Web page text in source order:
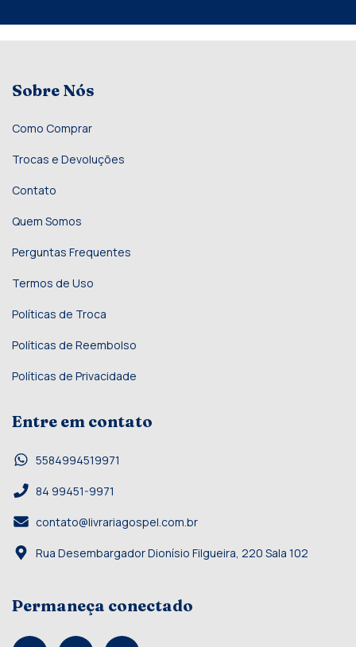
Sobre Nós
Como Comprar
Trocas e Devoluções
Contato
Quem Somos
Perguntas Frequentes
Termos de Uso
Políticas de Troca
Políticas de Reembolso
Políticas de Privacidade
Entre em contato
5584994519971
84 99451-9971
contato@livrariagospel.com.br
Rua Desembargador Dionísio Filgueira, 220 Sala 102
Permaneça conectado